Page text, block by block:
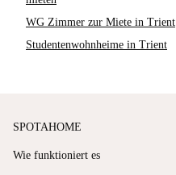
WG Zimmer zur Miete in Trient
Studentenwohnheime in Trient
SPOTAHOME
Wie funktioniert es